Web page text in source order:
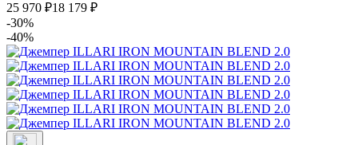
25 970 ₽18 179 ₽
-30%
-40%